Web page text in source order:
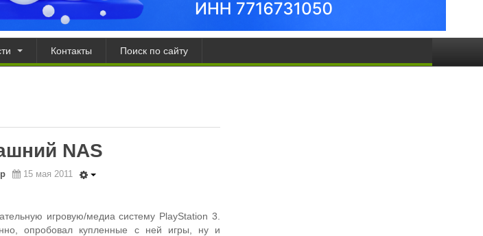
Контакты Поиск по сайту
NAS
15 мая 2011
игровую/медиа систему PlayStation 3.
опробовал купленные с ней игры, ну и